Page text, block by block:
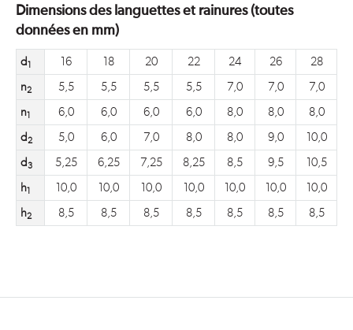
Dimensions des languettes et rainures (toutes
données en mm)
d1 16 18 20 22 24 26 28
n2 5,5 5,5 5,5 5,5 7,0 7,0 7,0
n1 6,0 6,0 6,0 6,0 8,0 8,0 8,0
d2 5,0 6,0 7,0 8,0 8,0 9,0 10,0
d3 5,25 6,25 7,25 8,25 8,5 9,5 10,5
h1 10,0 10,0 10,0 10,0 10,0 10,0 10,0
h2 8,5 8,5 8,5 8,5 8,5 8,5 8,5